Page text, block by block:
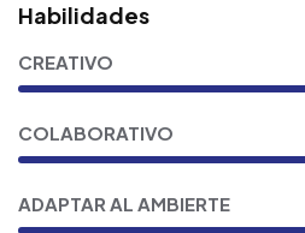
Habilidades
CREATIVO
COLABORATIVO
ADAPTAR AL AMBIERTE